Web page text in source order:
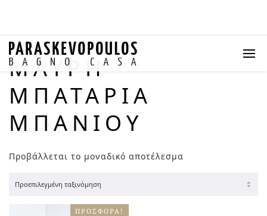
ΜΑΎΡΗ
ΜΠΑΤΑΡΊΑ
ΜΠΆΝΙΟΥ
Προβάλλεται το μοναδικό αποτέλεσμα
ΠΡΟΣΦΟΡΆ!